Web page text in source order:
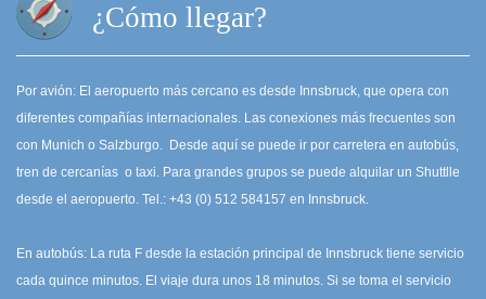
¿Cómo llegar?
Por avión: El aeropuerto más cercano es desde Innsbruck, que opera con
diferentes compañías internacionales. Las conexiones más frecuentes son
con Munich o Salzburgo. Desde aquí se puede ir por carretera en autobús,
tren de cercanías o taxi. Para grandes grupos se puede alquilar un Shuttlle
desde el aeropuerto. Tel.: +43 (0) 512 584157 en Innsbruck.
En autobús: La ruta F desde la estación principal de Innsbruck tiene servicio
cada quince minutos. El viaje dura unos 18 minutos. Si se toma el servicio